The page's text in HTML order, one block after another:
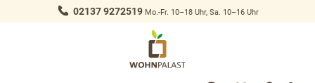
springen 02137 9272519Mo.-Fr. 10–18 Uhr, Sa. 10–16 Uhr